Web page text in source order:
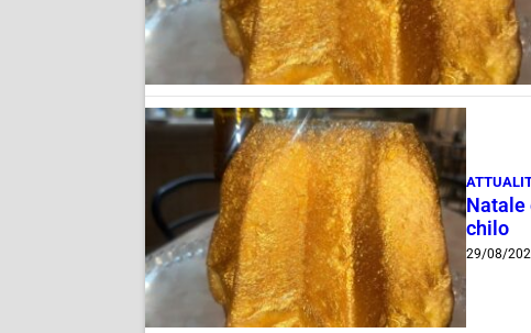
Natale
chilo
29/08/